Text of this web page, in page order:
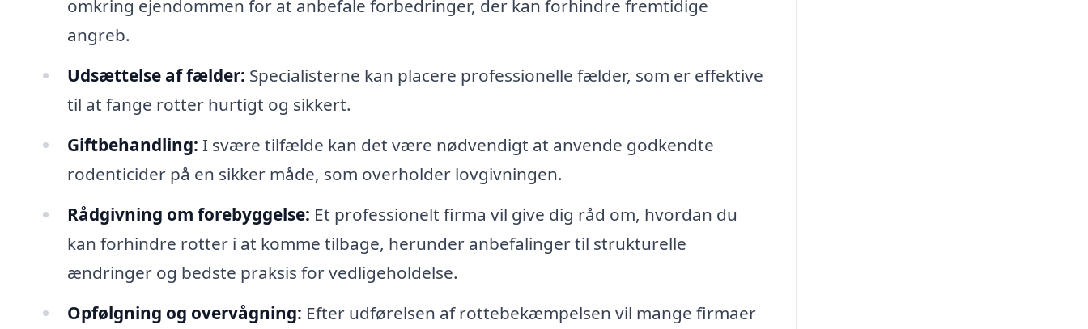
omkring ejendommen for at anbefale forbedringer, der kan forhindre fremtidige
angreb.
Udsættelse af fælder: Specialisterne kan placere professionelle fælder, som er effektive
til at fange rotter hurtigt og sikkert.
Giftbehandling: I svære tilfælde kan det være nødvendigt at anvende godkendte
rodenticider på en sikker måde, som overholder lovgivningen.
Rådgivning om forebyggelse: Et professionelt firma vil give dig råd om, hvordan du
kan forhindre rotter i at komme tilbage, herunder anbefalinger til strukturelle
ændringer og bedste praksis for vedligeholdelse.
Opfølgning og overvågning: Efter udførelsen af rottebekæmpelsen vil mange firmaer